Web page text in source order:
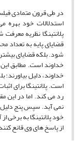
در طی قرون متمادی
استدلالات خود بهره
پلانتینگا نظریه
قضایای پایه به تعداد
شود. بلکه قضایای
خداوند است. مطابق
خداوند، دلیل بیاورند؛
است. پلانتینگا برای
رد می کند. اما در این
نمی آید. سپس پنج دلیل
خود پلانتینگا به برخی
از پاسخ های وی قانع